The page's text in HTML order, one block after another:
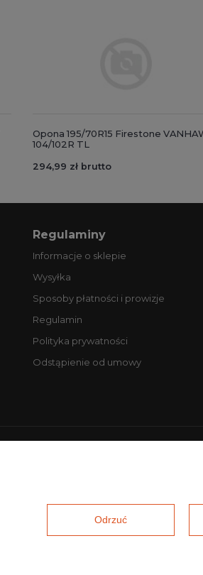
Opona 195/70R15 Firestone
104/102R TL
294,99 zł brutto
Regulaminy
Informacje o sklepie
Wysyłka
Sposoby płatności i prowizje
Regulamin
Polityka prywatności
Odstąpienie od umowy
Odrzuć